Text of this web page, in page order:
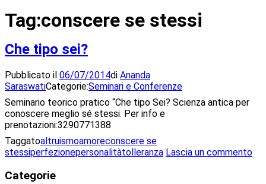
Tag:conscere se stessi
Che tipo sei?
Pubblicato il 06/07/2014di Ananda
SaraswatiCategorie:Seminari e Conferenze
Seminario teorico pratico “Che tipo Sei? Scienza antica per
conoscere meglio sé stessi. Per info e
prenotazioni:3290771388
Taggatoaltruismoamoreconscere se
stessiperfezionepersonalitàtolleranza Lascia un commentosu
Categorie